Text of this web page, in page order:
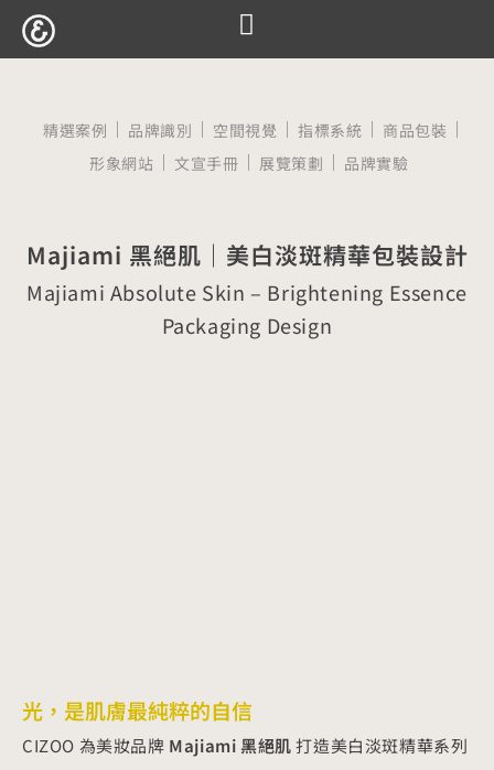
精選案例 品牌識別 空間視覺 指標系統
商品包裝
形象網站
文宣手冊 展覽策劃 品牌實驗
Majiami 黑絕肌｜美白淡斑精華包裝設計
Majiami Absolute Skin – Brightening Essence
Packaging Design
光，是肌膚最純粹的自信
CIZOO 為美妝品牌 Majiami 黑絕肌打造美白淡斑精華系列